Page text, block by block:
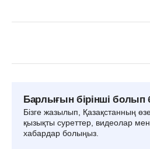
Барлығын бірінші болып
Бізге жазылып, Қазақстанның
қызықты суреттер, видеолар
хабардар болыңыз.